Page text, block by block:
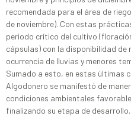
recomendada para el área de
de noviembre). Con estas
periodo crítico del cultivo
cápsulas) con la disponibilidad
ocurrencia de lluvias y menores
Sumado a esto, en estas últimas
Algodonero se manifestó de
condiciones ambientales
finalizando su etapa de desarrollo.